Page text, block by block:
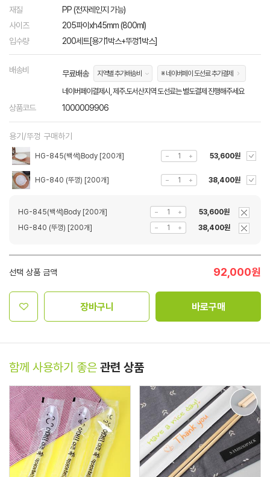
재질
PP (전자레인지 가능)
사이즈
205파이xh45mm (800ml)
입수량
200세트[용기1박스+뚜껑1박스]
배송비 무료배송 지역별 추가배송비 ※ 네이버페이 도선료 추가결제
네이버페이결제시, 제주.도서산지역 도선료는 별도결제 진행해주세요
상품코드 1000009906
용기/뚜껑 구매하기
HG-845(백색)Body [200개] 53,600원
HG-840 (뚜껑) [200개] 38,400원
HG-845(백색)Body [200개]
53,600원
HG-840 (뚜껑) [200개]
38,400원
선택 상품 금액 92,000원
장바구니 바로구매
함께 사용하기 좋은 관련 상품